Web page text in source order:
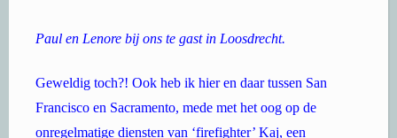
Paul en Lenore bij ons te gast in Loosdrecht.
Geweldig toch?! Ook heb ik hier en daar tussen San
Francisco en Sacramento, mede met het oog op de
onregelmatige diensten van ‘firefighter’ Kaj, een